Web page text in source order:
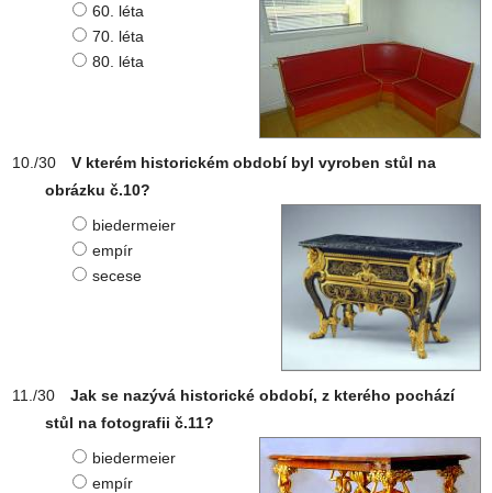
60. léta
70. léta
80. léta
V kterém historickém období byl vyroben stůl na
obrázku č.10?
biedermeier
empír
secese
Jak se nazývá historické období, z kterého pochází
stůl na fotografii č.11?
biedermeier
empír